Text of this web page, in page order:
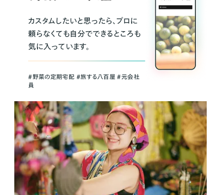
カスタムしたいと思ったら、プロに
頼らなくても自分でできるところも
気に入っています。
＃野菜の定期宅配 ＃旅する八百屋 ＃元会社
員